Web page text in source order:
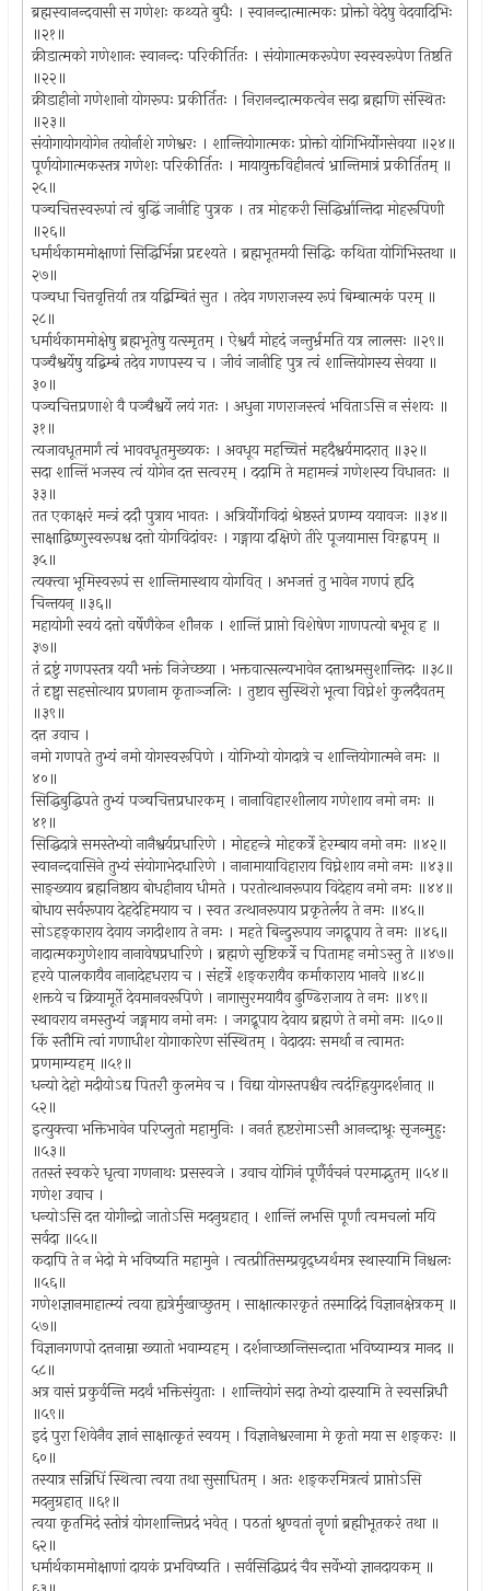
ब्रह्मस्वानन्दवासी स गणेशः कथ्यते बुधैः । स्वानन्दात्मात्मकः प्रोक्तो वेदेषु वेदवादिभिः
॥२१॥
क्रीडात्मको गणेशानः स्वानन्दः परिकीर्तितः । संयोगात्मकरूपेण स्वस्वरूपेण तिष्ठति
॥२२॥
क्रीडाहीनो गणेशानो योगरूपः प्रकीर्तितः । निरानन्दात्मकत्वेन सदा ब्रह्मणि संस्थितः
॥२३॥
संयोगायोगयोगेन तयोर्नाशे गणेश्वरः । शान्तियोगात्मकः प्रोक्तो योगिभिर्योगसेवया ॥२४॥
पूर्णयोगात्मकस्तत्र गणेशः परिकीर्तितः । मायायुक्तविहीनत्वं भ्रान्तिमात्रं प्रकीर्तितम् ॥
२५॥
पञ्चचित्तस्वरूपां त्वं बुद्धिं जानीहि पुत्रक । तत्र मोहकरी सिद्धिर्भ्रान्तिदा मोहरूपिणी
॥२६॥
धर्मार्थकाममोक्षाणां सिद्धिर्भिन्ना प्रदृश्यते । ब्रह्मभूतमयी सिद्धिः कथिता योगिभिस्तथा ॥
२७॥
पञ्चधा चित्तवृत्तिर्या तत्र यद्बिम्बितं सुत । तदेव गणराजस्य रूपं बिम्बात्मकं परम् ॥
२८॥
धर्मार्थकाममोक्षेषु ब्रह्मभूतेषु यत्स्मृतम् । ऐश्वर्यं मोहदं जन्तुर्भ्रमति यत्र लालसः ॥२९॥
पञ्चैश्वर्येषु यद्बिम्बं तदेव गणपस्य च । जीवं जानीहि पुत्र त्वं शान्तियोगस्य सेवया ॥
३०॥
पञ्चचित्तप्रणाशे वै पञ्चैश्वर्ये लयं गतः । अधुना गणराजस्त्वं भविताऽसि न संशयः ॥
३१॥
त्यजावधूतमार्गं त्वं भाववधूतमुख्यकः । अवधूय महच्चित्तं महदैश्वर्यमादरात् ॥३२॥
सदा शान्तिं भजस्व त्वं योगेन दत्त सत्वरम् । ददामि ते महामन्त्रं गणेशस्य विधानतः ॥
३३॥
तत एकाक्षरं मन्त्रं ददौ पुत्राय भावतः । अत्रिर्योगविदां श्रेष्ठस्तं प्रणम्य ययावजः ॥३४॥
साक्षाद्विष्णुस्वरूपश्च दत्तो योगविदांवरः । गङ्गाया दक्षिणे तीरे पूजयामास विग़्ह्नपम् ॥
३५॥
त्यक्त्वा भूमिस्वरूपं स शान्तिमास्थाय योगवित् । अभजत्तं तु भावेन गणपं हृदि
चिन्तयन् ॥३६॥
महायोगी स्वयं दत्तो वर्षेणैकेन शौनक । शान्तिं प्राप्तो विशेषेण गाणपत्यो बभूव ह ॥
३७॥
तं द्रष्टुं गणपस्तत्र ययौ भक्तं निजेच्छया । भक्तवात्सल्यभावेन दत्ताश्रमसुशान्तिदः ॥३८॥
तं दृष्ट्वा सहसोत्थाय प्रणनाम कृताञ्जलिः । तुष्टाव सुस्थिरो भूत्वा विघ्नेशं कुलदैवतम्
॥३९॥
दत्त उवाच ।
नमो गणपते तुभ्यं नमो योगस्वरूपिणे । योगिभ्यो योगदात्रे च शान्तियोगात्मने नमः ॥
४०॥
सिद्धिबुद्धिपते तुभ्यं पञ्चचित्तप्रधारकम् । नानाविहारशीलाय गणेशाय नमो नमः ॥
४१॥
सिद्धिदात्रे समस्तेभ्यो नानैश्वर्यप्रधारिणे । मोहहन्त्रे मोहकर्त्रे हेरम्बाय नमो नमः ॥४२॥
स्वानन्दवासिने तुभ्यं संयोगाभेदधारिणे । नानामायाविहाराय विघ्नेशाय नमो नमः ॥४३॥
साङ्ख्याय ब्रह्मनिष्ठाय बोधहीनाय धीमते । परतोत्थानरूपाय विदेहाय नमो नमः ॥४४॥
बोधाय सर्वरूपाय देहदेहिमयाय च । स्वत उत्थानरूपाय प्रकृतेर्लय ते नमः ॥४५॥
सोऽहङ्काराय देवाय जगदीशाय ते नमः । महते बिन्दुरूपाय जगद्रूपाय ते नमः ॥४६॥
नादात्मकगुणेशाय नानावेषप्रधारिणे । ब्रह्मणे सृष्टिकर्त्रे च पितामह नमोऽस्तु ते ॥४७॥
हरये पालकायैव नानादेहधराय च । संहर्त्रे शङ्करायैव कर्माकाराय भानवे ॥४८॥
शक्तये च क्रियामूर्ते देवमानवरूपिणे । नागासुरमयायैव ढुण्ढिराजाय ते नमः ॥४९॥
स्थावराय नमस्तुभ्यं जङ्गमाय नमो नमः । जगद्रूपाय देवाय ब्रह्मणे ते नमो नमः ॥५०॥
किं स्तौमि त्वां गणाधीश योगाकारेण संस्थितम् । वेदादयः समर्था न त्वामतः
प्रणमाम्यहम् ॥५१॥
धन्यो देहो मदीयोऽद्य पितरौ कुलमेव च । विद्या योगस्तपश्चैव त्वदंग़्ह्रियुगदर्शनात् ॥
५२॥
इत्युक्त्वा भक्तिभावेन परिप्लुतो महामुनिः । ननर्त हृष्टरोमाऽसौ आनन्दाश्रूः सृजन्मुहुः
॥५३॥
ततस्तं स्वकरे धृत्वा गणनाथः प्रसस्वजे । उवाच योगिनं पूर्णैर्वचनं परमाद्भुतम् ॥५४॥
गणेश उवाच ।
धन्योऽसि दत्त योगीन्द्रो जातोऽसि मदनुग्रहात् । शान्तिं लभसि पूर्णां त्वमचलां मयि
सर्वदा ॥५५॥
कदापि ते न भेदो मे भविष्यति महामुने । त्वत्प्रीतिसम्प्रवृद्ध्यर्थमत्र स्थास्यामि निश्चलः
॥५६॥
गणेशज्ञानमाहात्म्यं त्वया ह्यत्रेर्मुखाच्छुतम् । साक्षात्कारकृतं तस्मादिदं विज्ञानक्षेत्रकम् ॥
५७॥
विज्ञानगणपो दत्तनाम्ना ख्यातो भवाम्यहम् । दर्शनाच्छान्तिसन्दाता भविष्याम्यत्र मानद ॥
५८॥
अत्र वासं प्रकुर्वन्ति मदर्थं भक्तिसंयुताः । शान्तियोगं सदा तेभ्यो दास्यामि ते स्वसन्निधौ
॥५९॥
इदं पुरा शिवेनैव ज्ञानं साक्षात्कृतं स्वयम् । विज्ञानेश्वरनामा मे कृतो मया स शङ्करः ॥
६०॥
तस्यात्र सन्निधिं स्थित्वा त्वया तथा सुसाधितम् । अतः शङ्करमित्रत्वं प्राप्तोऽसि
मदनुग्रहात् ॥६१॥
त्वया कृतमिदं स्तोत्रं योगशान्तिप्रदं भवेत् । पठतां श्रृण्वतां नॄणां ब्रह्मीभूतकरं तथा ॥
६२॥
धर्मार्थकाममोक्षाणां दायकं प्रभविष्यति । सर्वसिद्धिप्रदं चैव सर्वेभ्यो ज्ञानदायकम् ॥